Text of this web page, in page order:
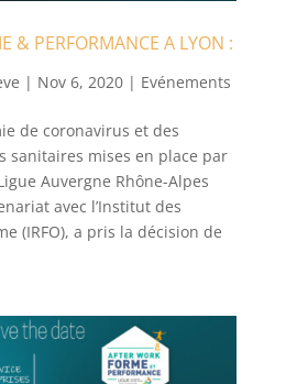
& PERFORMANCE A LYON :
| Nov 6, 2020| Evénements
de coronavirus et des
sanitaires mises en place par
Auvergne Rhône-Alpes
avec l’Institut des
(IRFO), a pris la décision de